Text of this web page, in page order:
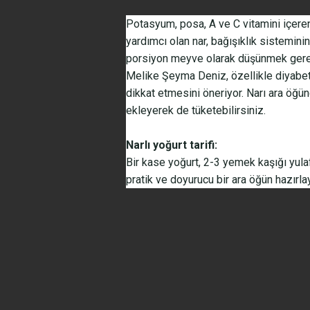
Potasyum, posa, A ve C vitamini
yardımcı olan nar, bağışıklık
porsiyon meyve olarak düşünmek
Melike Şeyma Deniz, özellikle
dikkat etmesini öneriyor. Narı ara
ekleyerek de tüketebilirsiniz.
Narlı yoğurt tarifi:
Bir kase yoğurt, 2-3 yemek kaşığı
pratik ve doyurucu bir ara öğün